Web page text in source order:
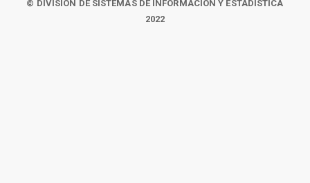
© DIVISIÓN DE SISTEMAS DE INFORMACIÓN Y ESTADÍSTICA
2022